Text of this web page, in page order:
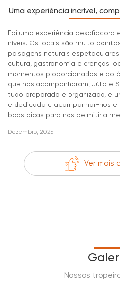
Uma experiência incrível,
Foi uma experiência desafiadora
níveis. Os locais são muito
paisagens naturais
cultura, gastronomia e crenças
momentos proporcionados e do
que nos acompanharam, Júlio e
tudo preparado e organizado, e
e dedicada a acompanhar-nos e
boas dicas para nos permitir a
Dezembro, 2025
Ver mais
Nossos